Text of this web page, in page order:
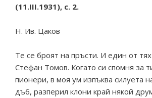
(11.III.1931), с. 2.
Н. Ив. Цаков
Те се броят на пръсти. И един от
Стефан Томов. Когато си спомня за
пионери, в моя ум изпъква силуета
дъб, разперил клони край някой